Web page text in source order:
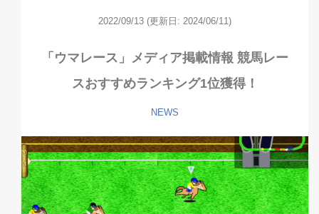
2022/09/13 (更新日: 2024/06/11)
「ウマレース」メディア掲載情報 競馬レー
スおすすめランキング1位獲得！
NEWS